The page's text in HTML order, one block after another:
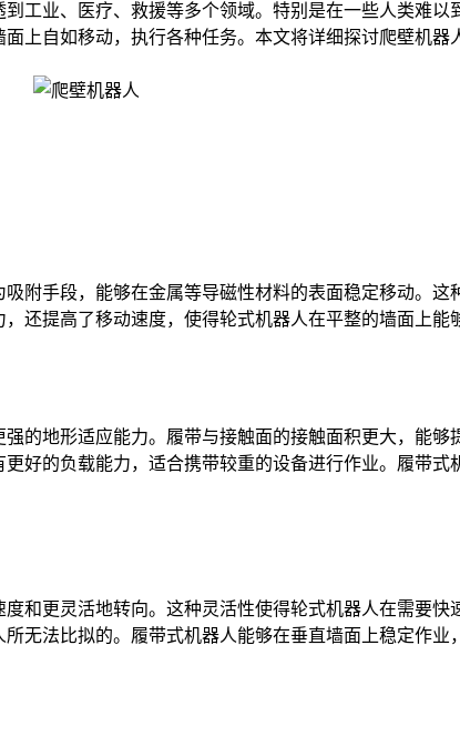
业、医疗、救援等多个领域。特别是在一些人类难以
上自如移动，执行各种任务。本文将详细探讨爬壁机
手段，能够在金属等导磁性材料的表面稳定移动。这
还提高了移动速度，使得轮式机器人在平整的墙面上能
地形适应能力。履带与接触面的接触面积更大，能够
好的负载能力，适合携带较重的设备进行作业。履带
更灵活地转向。这种灵活性使得轮式机器人在需要快
无法比拟的。履带式机器人能够在垂直墙面上稳定作